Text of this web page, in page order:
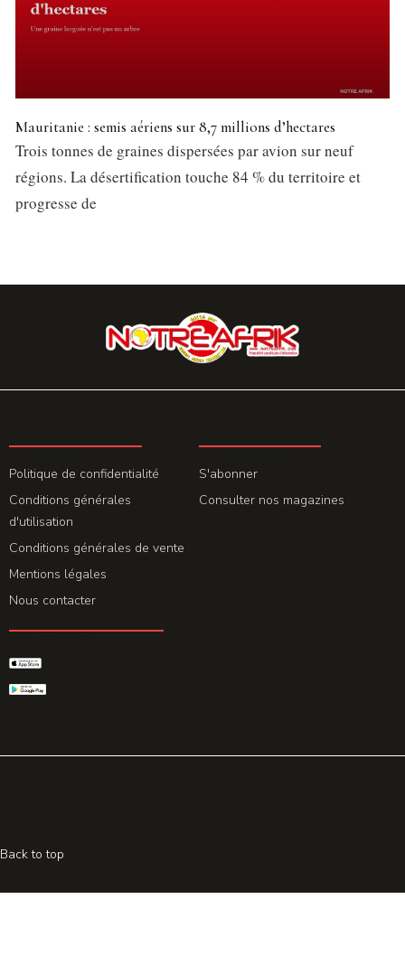
Mauritanie : semis aériens sur 8,7 millions d’hectares
Trois tonnes de graines dispersées par avion sur neuf
régions. La désertification touche 84 % du territoire et
progresse de
Politique de confidentialité
Conditions générales
d'utilisation
Conditions générales de vente
Mentions légales
Nous contacter
S'abonner
Consulter nos magazines
Back to top